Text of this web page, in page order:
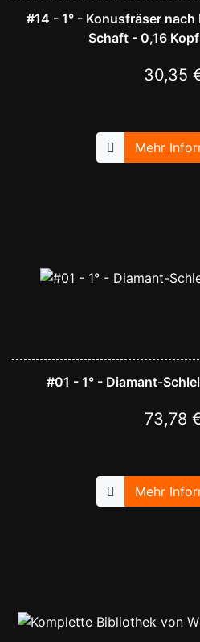
#14 - 1° - Konusfräser
Schaft - 0,16
30,35
Mehr
#01 - 1° - Diamant-
73,78
Mehr